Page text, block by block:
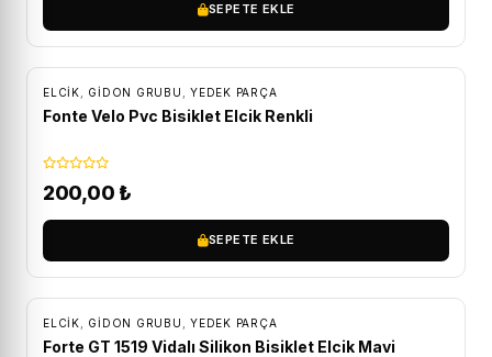
SEPETE EKLE
ELCIK GIDON GRUBU YEDEK PARÇA
Fonte Velo Pvc Bisiklet Elcik Renkli
200,00 ₺
SEPETE EKLE
ELCIK GIDON GRUBU YEDEK PARÇA
Forte GT 1519 Vidalı Silikon Bisiklet Elcik Mavi